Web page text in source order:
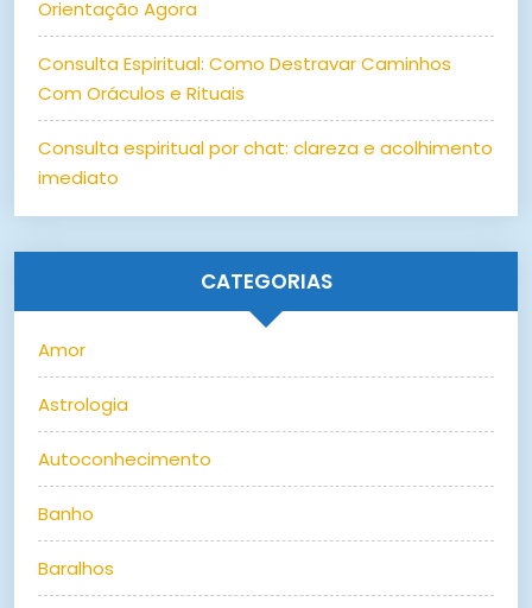
Orientação Agora
Consulta Espiritual: Como Destravar Caminhos
Com Oráculos e Rituais
Consulta espiritual por chat: clareza e acolhimento
imediato
CATEGORIAS
Amor
Astrologia
Autoconhecimento
Banho
Baralhos